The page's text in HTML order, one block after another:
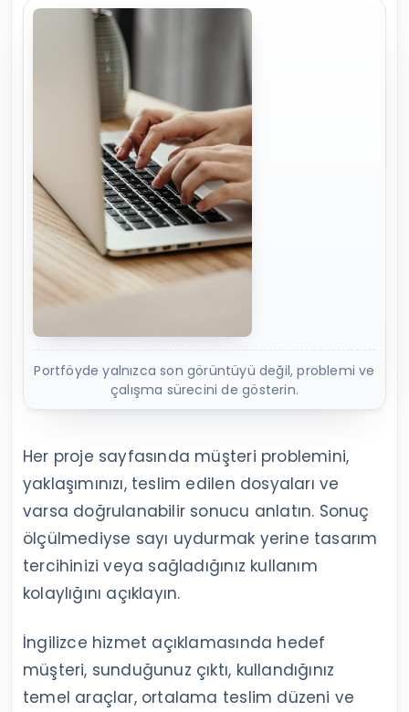
Portföyde yalnızca son görüntüyü değil, problemi ve
çalışma sürecini de gösterin.
Her proje sayfasında müşteri problemini,
yaklaşımınızı, teslim edilen dosyaları ve
varsa doğrulanabilir sonucu anlatın. Sonuç
ölçülmediyse sayı uydurmak yerine tasarım
tercihinizi veya sağladığınız kullanım
kolaylığını açıklayın.
İngilizce hizmet açıklamasında hedef
müşteri, sunduğunuz çıktı, kullandığınız
temel araçlar, ortalama teslim düzeni ve